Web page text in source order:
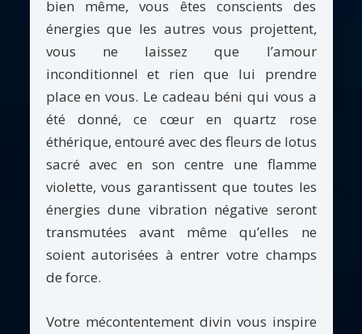
bien même, vous êtes conscients des
énergies que les autres vous projettent,
vous ne laissez que l’amour
inconditionnel et rien que lui prendre
place en vous. Le cadeau béni qui vous a
été donné, ce cœur en quartz rose
éthérique, entouré avec des fleurs de lotus
sacré avec en son centre une flamme
violette, vous garantissent que toutes les
énergies dune vibration négative seront
transmutées avant même qu’elles ne
soient autorisées à entrer votre champs
de force.
Votre mécontentement divin vous inspire